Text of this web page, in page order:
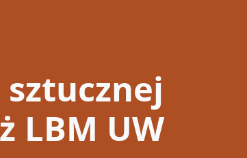
sztucznej
LBM UW